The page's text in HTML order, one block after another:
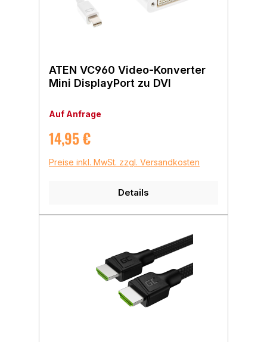
ATEN VC960 Video-Konverter
Mini DisplayPort zu DVI
Auf Anfrage
Regulärer Preis:
14,95 €
Preise inkl. MwSt. zzgl. Versandkosten
Details